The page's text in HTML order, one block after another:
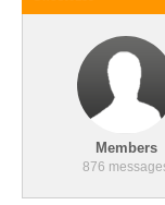
Members
876